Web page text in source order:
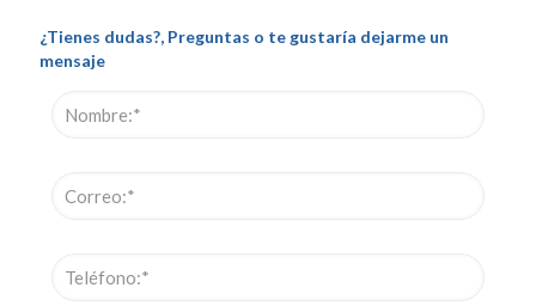
¿Tienes dudas?, Preguntas o te gustaría dejarme un
mensaje